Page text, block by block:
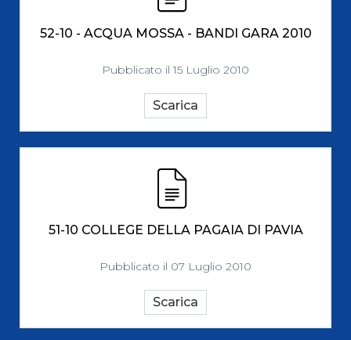
52-10 - ACQUA MOSSA - BANDI GARA 2010
Pubblicato il 15 Luglio 2010
Scarica
51-10 COLLEGE DELLA PAGAIA DI PAVIA
Pubblicato il 07 Luglio 2010
Scarica